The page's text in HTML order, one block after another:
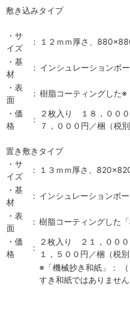
敷き込みタイプ
・サ
イズ
：
１２ｍｍ厚さ、
・基
材
： インシュレーションボ
・表
面
： 樹脂コーティングした※
・価
格
：
２枚入り １８，００
７，０００円／梱（税別
置き敷きタイプ
・サ
イズ
：
１３ｍｍ厚さ、
・基
材
： インシュレーションボー
・表
面
： 樹脂コーティングした
・価
格
：
２枚入り ２１，００
１，５００円／梱（税別
※「機械抄き和紙」：
すき和紙ではありません